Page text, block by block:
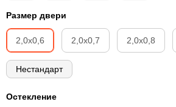
Размер двери
2,0х0,6 2,0х0,7 2,0х0,8
Нестандарт
Остекление